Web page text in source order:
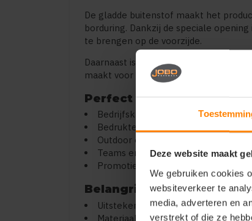
Deze website maakt
We gebruiken cookies
websiteverkeer te
media, adverteren en
verstrekt of die ze
De gladde buitenstof maakt het
borduring. Dankzij de speciale
te brengen op de voorzijde.
Daarnaast is de bodywarmer voorzien
maakt voor rebranding en eigen
Perfect voor:
Bedrijfskleding met logo
Bedrukte of geborduurde
Outdoor en werkgebruik
Teams en evenementen
Promotiekleding
Belangrijkste kenmerken:
Uitstekend geschikt voor
Materiaal: 100% nylon (voering)